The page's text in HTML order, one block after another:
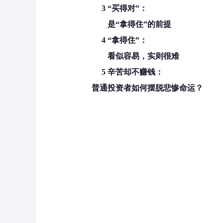
3 “买得对”：
是“拿得住”的前提
4 “拿得住” ：
看似容易，实则很难
5 辛苦却不赚钱：
普通投资者如何摆脱悲惨命运？